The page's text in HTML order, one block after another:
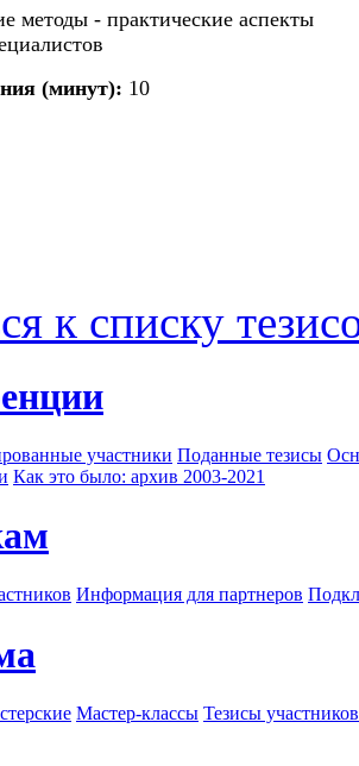
методы - практические аспекты
(минут): 10
к списку
участники Поданные тезисы
Как это было: архив 2003-2021
Информация для партнеров
Мастер-классы Тезисы